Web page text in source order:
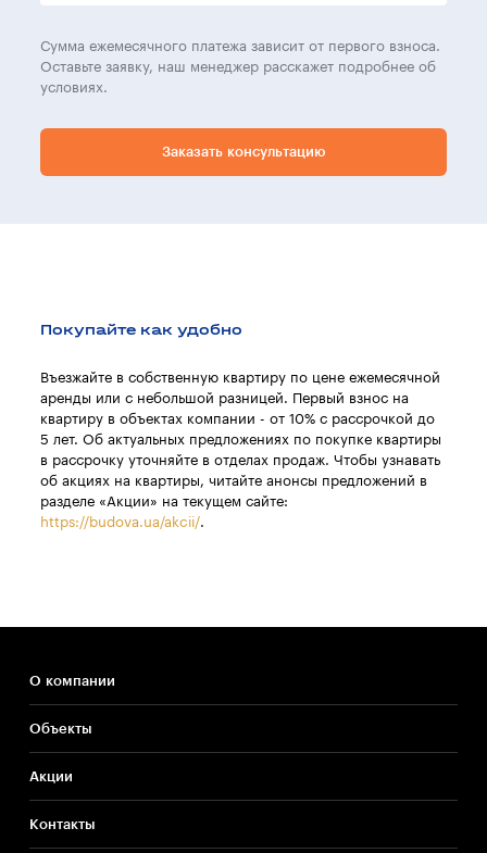
Сумма ежемесячного платежа зависит от первого взноса.
Оставьте заявку, наш менеджер расскажет подробнее об
условиях.
Заказать консультацию
Покупайте как удобно
Въезжайте в собственную квартиру по цене ежемесячной
аренды или с небольшой разницей. Первый взнос на
квартиру в объектах компании - от 10% с рассрочкой до
5 лет. Об актуальных предложениях по покупке квартиры
в рассрочку уточняйте в отделах продаж. Чтобы узнавать
об акциях на квартиры, читайте анонсы предложений в
разделе «Акции» на текущем сайте:
https://budova.ua/akcii/.
О компании
Объекты
Акции
Контакты